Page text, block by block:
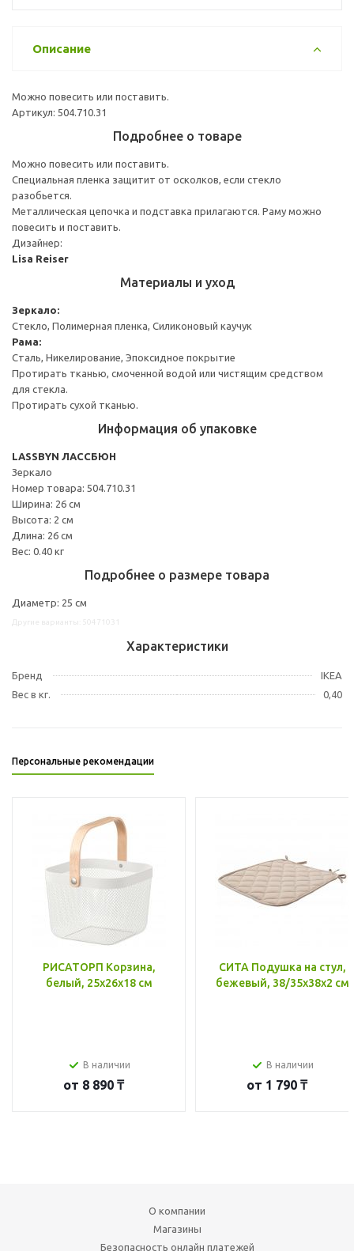
Описание
Можно повесить или поставить.
Артикул: 504.710.31
Подробнее о товаре
Можно повесить или поставить.
Специальная пленка защитит от осколков, если стекло
разобьется.
Металлическая цепочка и подставка прилагаются. Раму можно
повесить и поставить.
Дизайнер:
Lisa Reiser
Материалы и уход
Зеркало:
Стекло, Полимерная пленка, Силиконовый каучук
Рама:
Сталь, Никелирование, Эпоксидное покрытие
Протирать тканью, смоченной водой или чистящим средством
для стекла.
Протирать сухой тканью.
Информация об упаковке
LASSBYN ЛАССБЮН
Зеркало
Номер товара: 504.710.31
Ширина: 26 см
Высота: 2 см
Длина: 26 см
Вес: 0.40 кг
Подробнее о размере товара
Диаметр: 25 см
Характеристики
Бренд
IKEA
Вес в кг.
0,40
Персональные рекомендации
РИСАТОРП Корзина,
белый, 25x26x18 см
В наличии
от 8 890 ₸
СИТА Подушка на стул,
бежевый, 38/35x38x2 см
В наличии
от 1 790 ₸
О компании
Магазины
Безопасность онлайн платежей